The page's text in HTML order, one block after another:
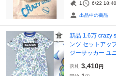
1 6/22 18:40
出品中の商品
新品 1.6万 crazy
ンツ セットアッ
ジーサッカー ユ
落札 3,410円